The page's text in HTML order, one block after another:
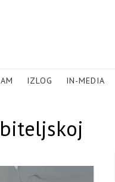
IZLOG IN-MEDIA